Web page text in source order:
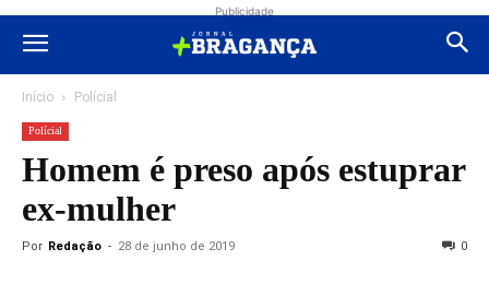
Publicidade
Início Polícial
Polícial
Homem é preso após estuprar
ex-mulher
Por Redação - 28 de junho de 2019 0